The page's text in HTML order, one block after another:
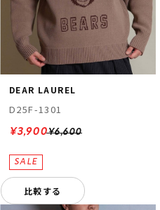
DEAR LAUREL
D25F-1301
¥6,600
¥3,900
比較する